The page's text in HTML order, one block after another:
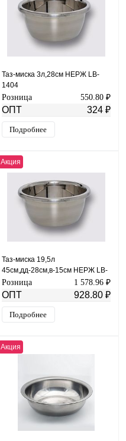
Таз-миска 3л,28см НЕРЖ LB-
1404
Розница 550.80 ₽
ОПТ 324 ₽
Подробнее
Акция
Таз-миска 19,5л
45см,дд-28см,в-15см НЕРЖ LB-
2946
Розница 1 578.96 ₽
ОПТ 928.80 ₽
Подробнее
Акция